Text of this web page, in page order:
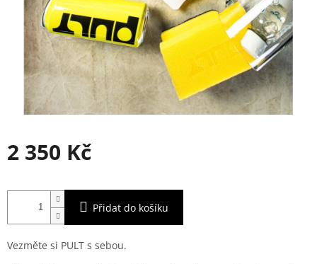
2 350 Kč
cena:
Přidat do košíku
Vezměte si PULT s sebou.